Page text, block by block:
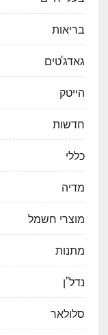
בריאות
גאדג'טים
הייטק
חדשות
כללי
מדיה
מוצרי חשמל
מתנות
נדל"ן
סלולאר